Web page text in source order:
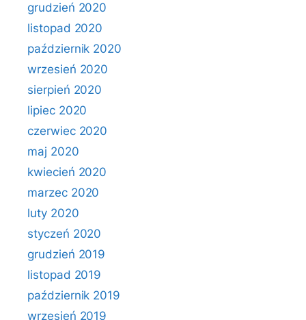
grudzień 2020
listopad 2020
październik 2020
wrzesień 2020
sierpień 2020
lipiec 2020
czerwiec 2020
maj 2020
kwiecień 2020
marzec 2020
luty 2020
styczeń 2020
grudzień 2019
listopad 2019
październik 2019
wrzesień 2019